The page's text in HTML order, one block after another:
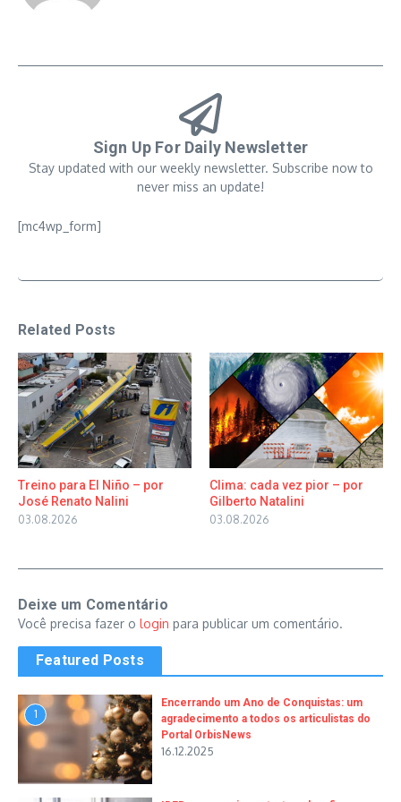
Sign Up For Daily Newsletter
Stay updated with our weekly newsletter. Subscribe now to
never miss an update!
[mc4wp_form]
Related Posts
Treino para El Niño – por
José Renato Nalini
03.08.2026
Clima: cada vez pior – por
Gilberto Natalini
03.08.2026
Deixe um Comentário
Você precisa fazer o login para publicar um comentário.
Featured Posts
1
Encerrando um Ano de Conquistas: um
agradecimento a todos os articulistas do
Portal OrbisNews
16.12.2025